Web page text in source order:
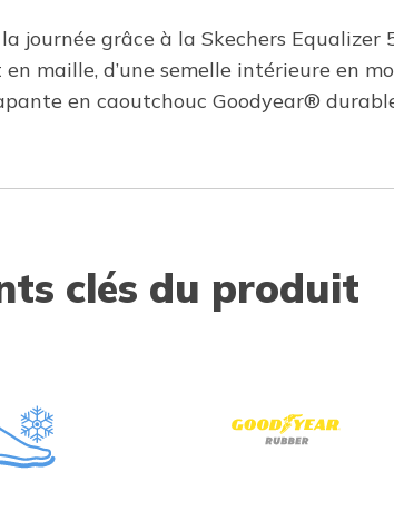
journée grâce à la Skechers
maille, d’une semelle intérieure en
en caoutchouc Goodyear®
clés du produit